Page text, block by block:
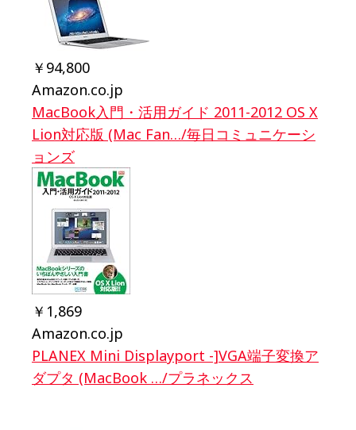
￥94,800
Amazon.co.jp
MacBook入門・活用ガイド 2011-2012 OS X
Lion対応版 (Mac Fan…/毎日コミュニケーシ
ョンズ
￥1,869
Amazon.co.jp
PLANEX Mini Displayport -]VGA端子変換ア
ダプタ (MacBook …/プラネックス